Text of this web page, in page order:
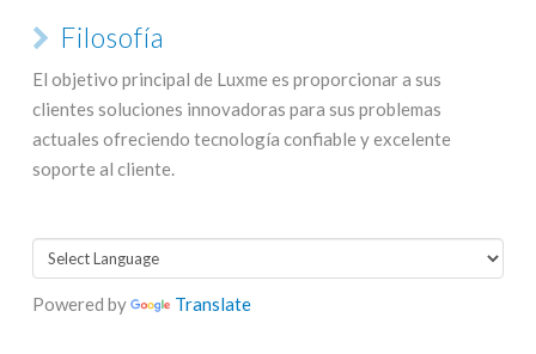
Filosofía
El objetivo principal de Luxme es proporcionar a sus
clientes soluciones innovadoras para sus problemas
actuales ofreciendo tecnología confiable y excelente
soporte al cliente.
Powered by Translate